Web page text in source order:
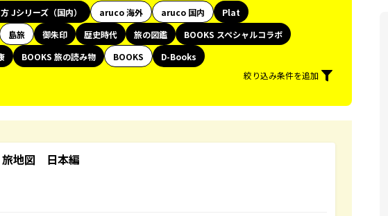
Jシリーズ（国内） aruco 海外 aruco 国内
Plat
島旅 御朱印 歴史時代 旅の図鑑
BOOKS スペシャルコラボ
BOOKS 旅の読み物 BOOKS
D-Books
絞り込み条件を追加
地図 日本編